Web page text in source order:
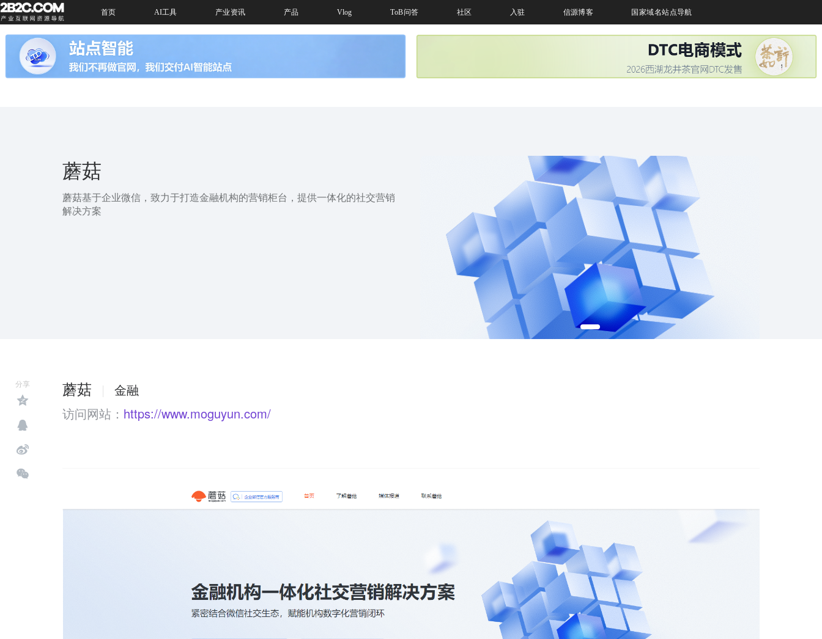
首页 AI工具 产业资讯 产品 Vlog ToB问答 社区 入驻 信源博客 国家域名站点导航
蘑菇
蘑菇基于企业微信，致力于打造金融机构的营销柜台，提供一体化的社交营销
解决方案
分享 蘑菇
金融
访问网站： https://www.moguyun.com/